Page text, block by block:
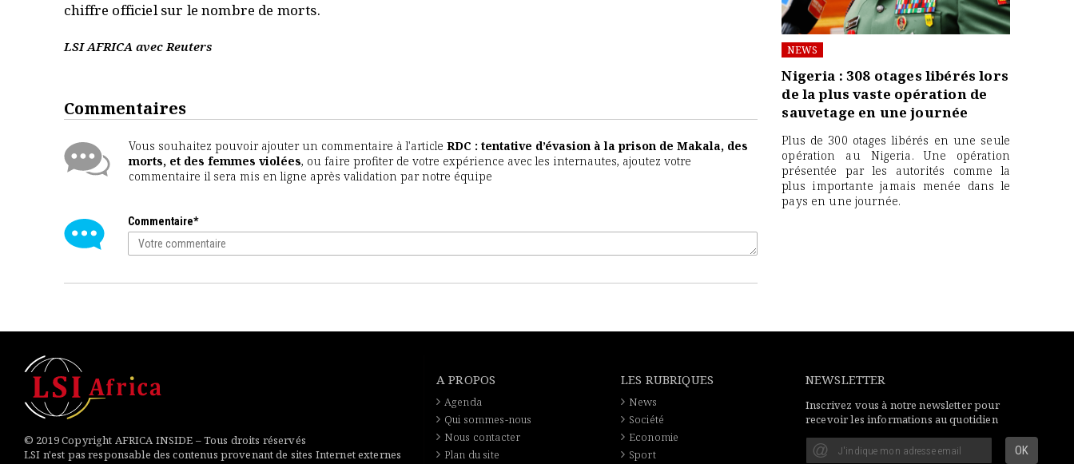
chiffre officiel sur le nombre de morts.
LSI AFRICA avec Reuters
Commentaires
Vous souhaitez pouvoir ajouter un commentaire à l'article RDC : tentative d’évasion à la prison de Makala, des
morts, et des femmes violées, ou faire profiter de votre expérience avec les internautes, ajoutez votre
commentaire il sera mis en ligne après validation par notre équipe
Commentaire*
NEWS
Nigeria : 308 otages libérés lors
de la plus vaste opération de
sauvetage en une journée
Plus de 300 otages libérés en une seule
opération au Nigeria. Une opération
présentée par les autorités comme la
plus importante jamais menée dans le
pays en une journée.
© 2019 Copyright AFRICA INSIDE – Tous droits réservés
LSI n'est pas responsable des contenus provenant de sites Internet externes
A PROPOS
Agenda
Qui sommes-nous
Nous contacter
Plan du site
LES RUBRIQUES
News
Société
Economie
Sport
NEWSLETTER
Inscrivez vous à notre newsletter pour
recevoir les informations au quotidien